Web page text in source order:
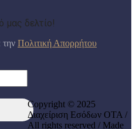
μας δελτίο!
Πολιτική Απορρήτου
Copyright © 2025
Διαχείριση Εσόδων ΟΤΑ /
All rights reserved / Made